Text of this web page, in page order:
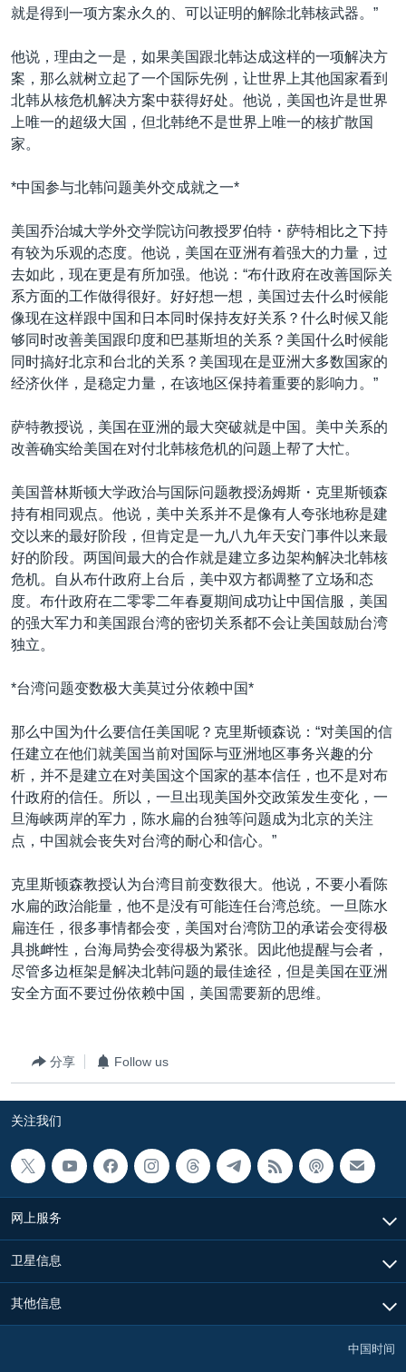
南中国海争端
关注西藏
关注新疆
GEN Z 看美国
就是得到一项方案永久的、可以证明的解除北韩核武器。”
他说，理由之一是，如果美国跟北韩达成这样的一项解决方
案，那么就树立起了一个国际先例，让世界上其他国家看到
北韩从核危机解决方案中获得好处。他说，美国也许是世界
上唯一的超级大国，但北韩绝不是世界上唯一的核扩散国
家。
*中国参与北韩问题美外交成就之一*
美国乔治城大学外交学院访问教授罗伯特・萨特相比之下持
有较为乐观的态度。他说，美国在亚洲有着强大的力量，过
去如此，现在更是有所加强。他说：“布什政府在改善国际关
系方面的工作做得很好。好好想一想，美国过去什么时候能
像现在这样跟中国和日本同时保持友好关系？什么时候又能
够同时改善美国跟印度和巴基斯坦的关系？美国什么时候能
同时搞好北京和台北的关系？美国现在是亚洲大多数国家的
经济伙伴，是稳定力量，在该地区保持着重要的影响力。”
萨特教授说，美国在亚洲的最大突破就是中国。美中关系的
改善确实给美国在对付北韩核危机的问题上帮了大忙。
美国普林斯顿大学政治与国际问题教授汤姆斯・克里斯顿森
持有相同观点。他说，美中关系并不是像有人夸张地称是建
交以来的最好阶段，但肯定是一九八九年天安门事件以来最
好的阶段。两国间最大的合作就是建立多边架构解决北韩核
危机。自从布什政府上台后，美中双方都调整了立场和态
度。布什政府在二零零二年春夏期间成功让中国信服，美国
的强大军力和美国跟台湾的密切关系都不会让美国鼓励台湾
独立。
*台湾问题变数极大美莫过分依赖中国*
那么中国为什么要信任美国呢？克里斯顿森说：“对美国的信
任建立在他们就美国当前对国际与亚洲地区事务兴趣的分
析，并不是建立在对美国这个国家的基本信任，也不是对布
什政府的信任。所以，一旦出现美国外交政策发生变化，一
旦海峡两岸的军力，陈水扁的台独等问题成为北京的关注
点，中国就会丧失对台湾的耐心和信心。”
克里斯顿森教授认为台湾目前变数很大。他说，不要小看陈
水扁的政治能量，他不是没有可能连任台湾总统。一旦陈水
扁连任，很多事情都会变，美国对台湾防卫的承诺会变得极
具挑衅性，台海局势会变得极为紧张。因此他提醒与会者，
尽管多边框架是解决北韩问题的最佳途径，但是美国在亚洲
安全方面不要过份依赖中国，美国需要新的思维。
分享 Follow us
关注我们
网上服务
卫星信息
其他信息
中国时间